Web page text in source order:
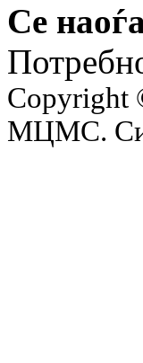
Се
Copyright
МЦМС.